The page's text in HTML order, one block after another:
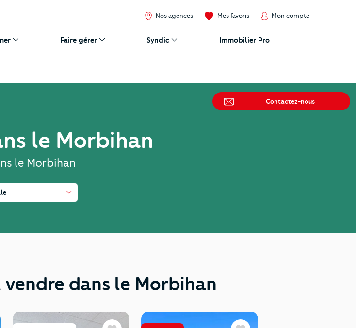
Nos agences Mes favoris Mon compte
Faire gérer Syndic Immobilier Pro
le Morbihan
le Morbihan
dans le Morbihan
Contactez-nous